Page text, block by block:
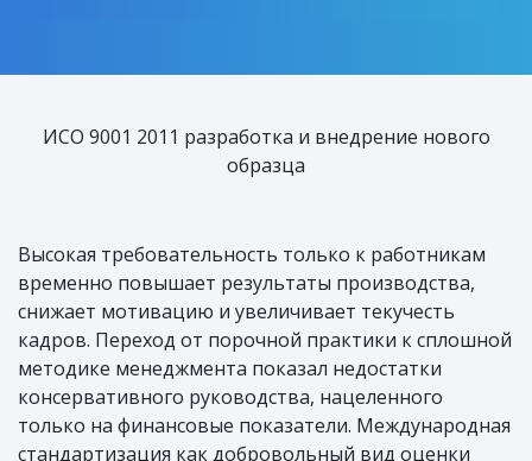
ИСО 9001 2011 разработка и внедрение нового
образца
Высокая требовательность только к работникам
временно повышает результаты производства,
снижает мотивацию и увеличивает текучесть
кадров. Переход от порочной практики к сплошной
методике менеджмента показал недостатки
консервативного руководства, нацеленного
только на финансовые показатели. Международная
стандартизация как добровольный вид оценки